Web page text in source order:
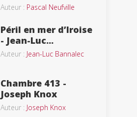
Auteur : Pascal Neufville
Péril en mer d’Iroise
- Jean-Luc...
Auteur : Jean-Luc Bannalec
Chambre 413 -
Joseph Knox
Auteur : Joseph Knox